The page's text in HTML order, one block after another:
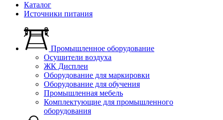
Каталог
Источники питания
Промышленное оборудование
Осушители воздуха
ЖК Дисплеи
Оборудование для маркировки
Оборудование для обучения
Промышленная мебель
Комплектующие для промышленного
оборудования